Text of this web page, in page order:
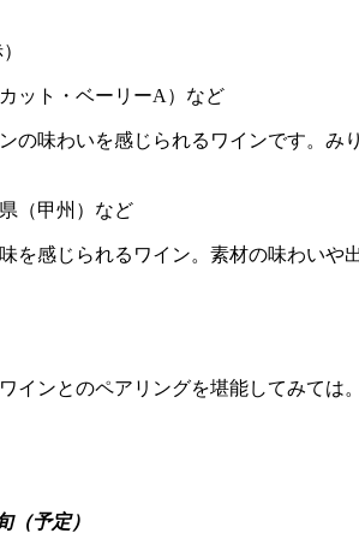
ット・ベーリーA）など
の味わいを感じられるワインです。み
（甲州）など
を感じられるワイン。素材の味わいや
インとのペアリングを堪能してみては。
（予定）